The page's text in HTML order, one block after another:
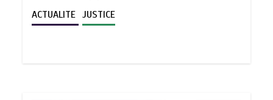
ACTUALITE JUSTICE